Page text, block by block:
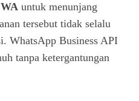
untuk menunjang
tersebut tidak selalu
WhatsApp Business API
tanpa ketergantungan